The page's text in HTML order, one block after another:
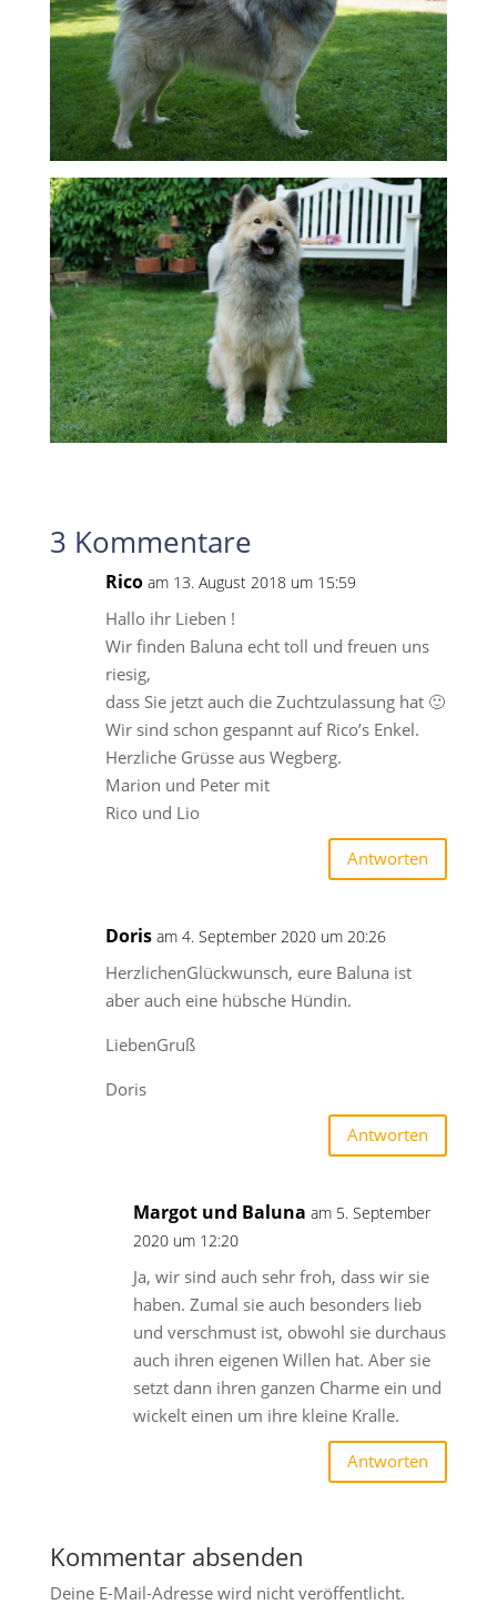
3 Kommentare
Rico am 13. August 2018 um 15:59
Hallo ihr Lieben !
Wir finden Baluna echt toll und freuen uns
riesig,
dass Sie jetzt auch die Zuchtzulassung hat 🙂
Wir sind schon gespannt auf Rico’s Enkel.
Herzliche Grüsse aus Wegberg.
Marion und Peter mit
Rico und Lio
Antworten
Doris am 4. September 2020 um 20:26
HerzlichenGlückwunsch, eure Baluna ist
aber auch eine hübsche Hündin.
LiebenGruß
Doris
Antworten
Margot und Baluna am 5. September
2020 um 12:20
Ja, wir sind auch sehr froh, dass wir sie
haben. Zumal sie auch besonders lieb
und verschmust ist, obwohl sie durchaus
auch ihren eigenen Willen hat. Aber sie
setzt dann ihren ganzen Charme ein und
wickelt einen um ihre kleine Kralle.
Antworten
Kommentar absenden
Deine E-Mail-Adresse wird nicht veröffentlicht.